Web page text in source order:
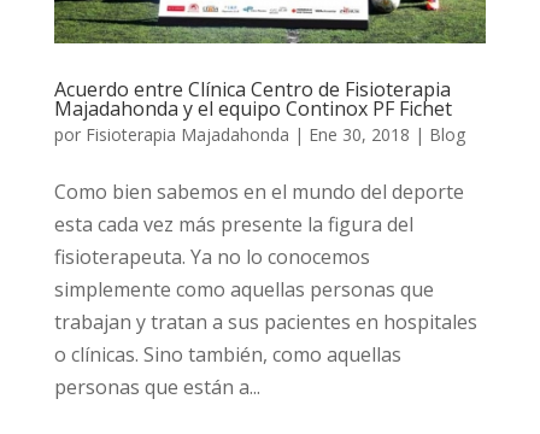
Acuerdo entre Clínica Centro de Fisioterapia
Majadahonda y el equipo Continox PF Fichet
por Fisioterapia Majadahonda | Ene 30, 2018 | Blog
Como bien sabemos en el mundo del deporte
esta cada vez más presente la figura del
fisioterapeuta. Ya no lo conocemos
simplemente como aquellas personas que
trabajan y tratan a sus pacientes en hospitales
o clínicas. Sino también, como aquellas
personas que están a...